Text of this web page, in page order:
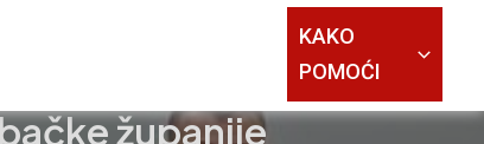
KAKO
POMOĆI
županije